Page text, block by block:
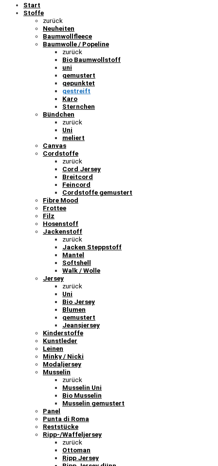
Start
Stoffe
zurück
Neuheiten
Baumwollfleece
Baumwolle / Popeline
zurück
Bio Baumwollstoff
uni
gemustert
gepunktet
gestreift
Karo
Sternchen
Bündchen
zurück
Uni
meliert
Canvas
Cordstoffe
zurück
Cord Jersey
Breitcord
Feincord
Cordstoffe gemustert
Fibre Mood
Frottee
Filz
Hosenstoff
Jackenstoff
zurück
Jacken Steppstoff
Mantel
Softshell
Walk / Wolle
Jersey
zurück
Uni
Bio Jersey
Blumen
gemustert
Jeansjersey
Kinderstoffe
Kunstleder
Leinen
Minky / Nicki
Modaljersey
Musselin
zurück
Musselin Uni
Bio Musselin
Musselin gemustert
Panel
Punta di Roma
Reststücke
Ripp-/Waffeljersey
zurück
Ottoman
Ripp Jersey